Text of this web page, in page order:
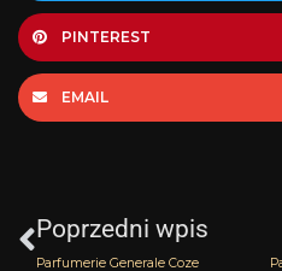
PINTEREST
EMAIL
Poprzedni wpis
Parfumerie Generale Coze